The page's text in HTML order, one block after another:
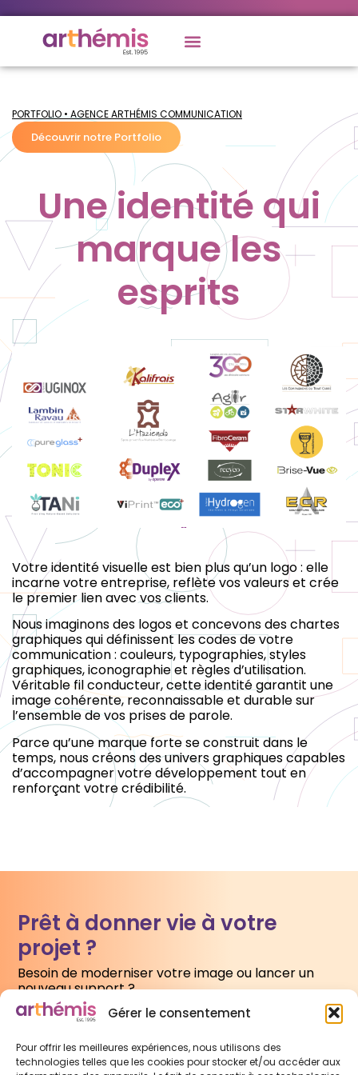
Gérer le consentement
Pour offrir les meilleures expériences, nous utilisons des
technologies telles que les cookies pour stocker et/ou accéder aux
PORTFOLIO • AGENCE ARTHÉMIS COMMUNICATION
Découvrir notre Portfolio
Une identité qui
marque les
esprits
Votre identité visuelle est bien plus qu’un logo : elle
incarne votre entreprise, reflète vos valeurs et crée
le premier lien avec vos clients.
Nous imaginons des logos et concevons des chartes
graphiques qui définissent les codes de votre
communication : couleurs, typographies, styles
graphiques, iconographie et règles d’utilisation.
Véritable fil conducteur, cette identité garantit une
image cohérente, reconnaissable et durable sur
l’ensemble de vos prises de parole.
Parce qu’une marque forte se construit dans le
temps, nous créons des univers graphiques capables
d’accompagner votre développement tout en
renforçant votre crédibilité.
Prêt à donner vie à votre
projet ?
Besoin de moderniser votre image ou lancer un
nouveau support ?